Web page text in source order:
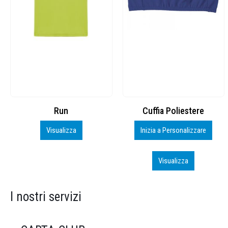
Cuffia Poliestere
Inizia a Personalizzare
BS600 – 5139960
Personalizza
Visualizza
I nostri servizi